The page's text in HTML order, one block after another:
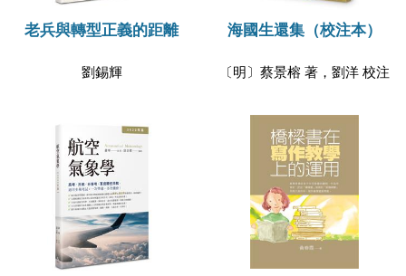
老兵與轉型正義的距離
劉錫輝
海國生還集（校注本）
〔明〕蔡景榕 著，劉洋 校注